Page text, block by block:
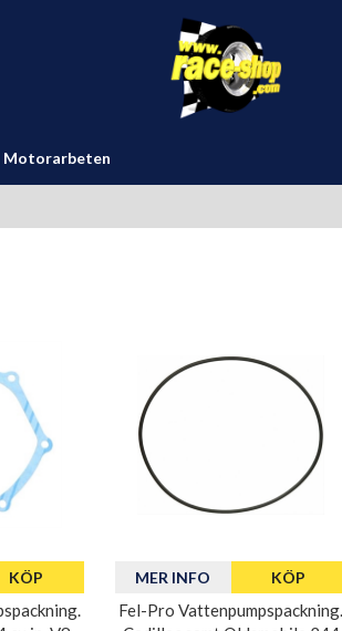
Motorarbeten
KÖP MER INFO KÖP
Fel-Pro Vattenpumpspackning.